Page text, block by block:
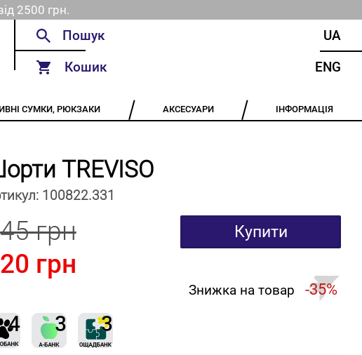
2500 грн.
Кошик
UA
ENG
СУМКИ, РЮКЗАКИ АКСЕСУАРИ ІНФОРМАЦІЯ
TREVISO
100822.331
грн
грн
Купити
Знижка на товар -35%